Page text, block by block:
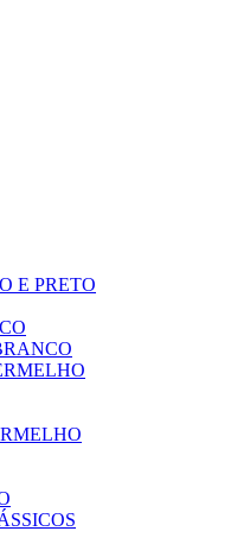
E PRETO